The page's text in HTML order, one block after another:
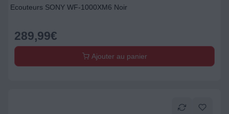
Ecouteurs SONY WF-1000XM6 Noir
289,99€
Ajouter au panier